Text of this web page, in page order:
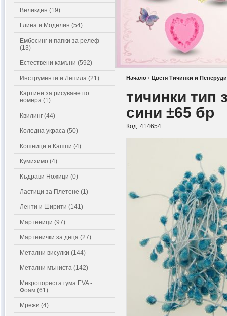
Великден (19)
Глина и Моделин (54)
Ембосинг и папки за релеф
(13)
Естествени камъни (592)
Инструменти и Лепила (21)
Картини за рисуване по
номера (1)
Квилинг (44)
Коледна украса (50)
Кошници и Кашпи (4)
Кумихимо (4)
Къдрави Ножици (0)
Ластици за Плетене (1)
Ленти и Ширити (141)
Мартеници (97)
Мартенички за деца (27)
Метални висулки (144)
Метални мъниста (142)
Микропореста гума EVA -
Фоам (61)
Мрежи (4)
Начало › Цветя Тичинки и Пеперуди
тичинки тип
сини ±65 бр
Код: 414654